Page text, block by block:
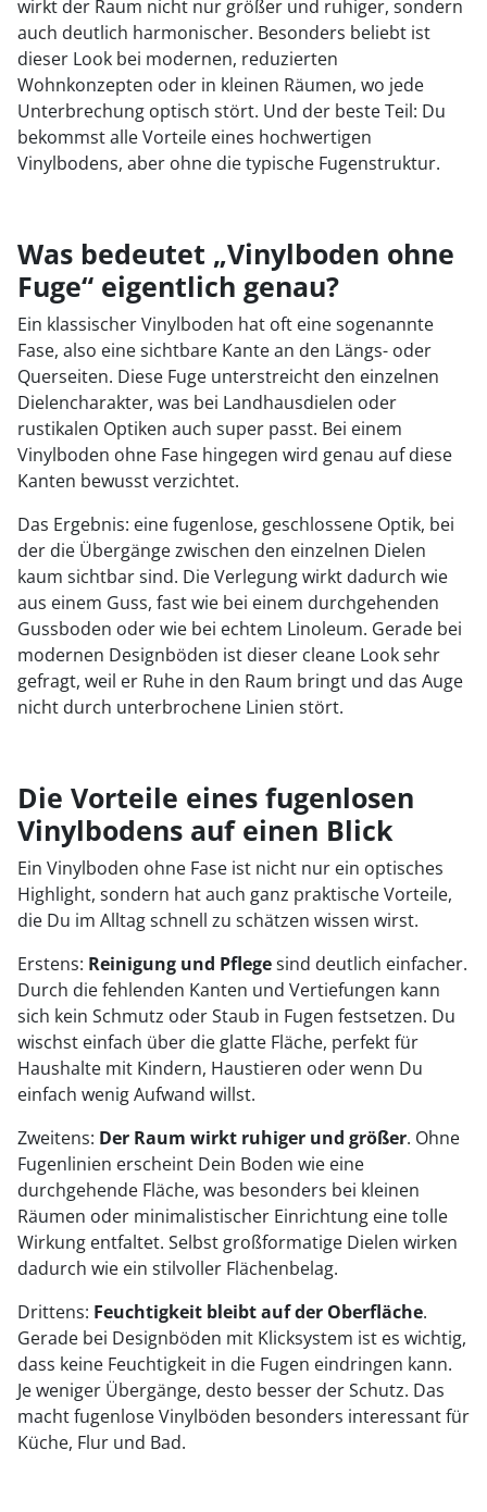
wirkt der Raum nicht nur größer und ruhiger, sondern
auch deutlich harmonischer. Besonders beliebt ist
dieser Look bei modernen, reduzierten
Wohnkonzepten oder in kleinen Räumen, wo jede
Unterbrechung optisch stört. Und der beste Teil: Du
bekommst alle Vorteile eines hochwertigen
Vinylbodens, aber ohne die typische Fugenstruktur.
Was bedeutet „Vinylboden ohne
Fuge“ eigentlich genau?
Ein klassischer Vinylboden hat oft eine sogenannte
Fase, also eine sichtbare Kante an den Längs- oder
Querseiten. Diese Fuge unterstreicht den einzelnen
Dielencharakter, was bei Landhausdielen oder
rustikalen Optiken auch super passt. Bei einem
Vinylboden ohne Fase hingegen wird genau auf diese
Kanten bewusst verzichtet.
Das Ergebnis: eine fugenlose, geschlossene Optik, bei
der die Übergänge zwischen den einzelnen Dielen
kaum sichtbar sind. Die Verlegung wirkt dadurch wie
aus einem Guss, fast wie bei einem durchgehenden
Gussboden oder wie bei echtem Linoleum. Gerade bei
modernen Designböden ist dieser cleane Look sehr
gefragt, weil er Ruhe in den Raum bringt und das Auge
nicht durch unterbrochene Linien stört.
Die Vorteile eines fugenlosen
Vinylbodens auf einen Blick
Ein Vinylboden ohne Fase ist nicht nur ein optisches
Highlight, sondern hat auch ganz praktische Vorteile,
die Du im Alltag schnell zu schätzen wissen wirst.
Erstens: Reinigung und Pflegesind deutlich einfacher.
Durch die fehlenden Kanten und Vertiefungen kann
sich kein Schmutz oder Staub in Fugen festsetzen. Du
wischst einfach über die glatte Fläche, perfekt für
Haushalte mit Kindern, Haustieren oder wenn Du
einfach wenig Aufwand willst.
Zweitens: Der Raum wirkt ruhiger und größer. Ohne
Fugenlinien erscheint Dein Boden wie eine
durchgehende Fläche, was besonders bei kleinen
Räumen oder minimalistischer Einrichtung eine tolle
Wirkung entfaltet. Selbst großformatige Dielen wirken
dadurch wie ein stilvoller Flächenbelag.
Drittens: Feuchtigkeit bleibt auf der Oberfläche.
Gerade bei Designböden mit Klicksystem ist es wichtig,
dass keine Feuchtigkeit in die Fugen eindringen kann.
Je weniger Übergänge, desto besser der Schutz. Das
macht fugenlose Vinylböden besonders interessant für
Küche, Flur und Bad.